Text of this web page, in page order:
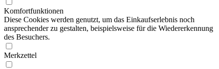
Komfortfunktionen
Diese Cookies werden genutzt, um das Einkaufserlebnis noch
ansprechender zu gestalten, beispielsweise für die Wiedererkennung
des Besuchers.
Merkzettel